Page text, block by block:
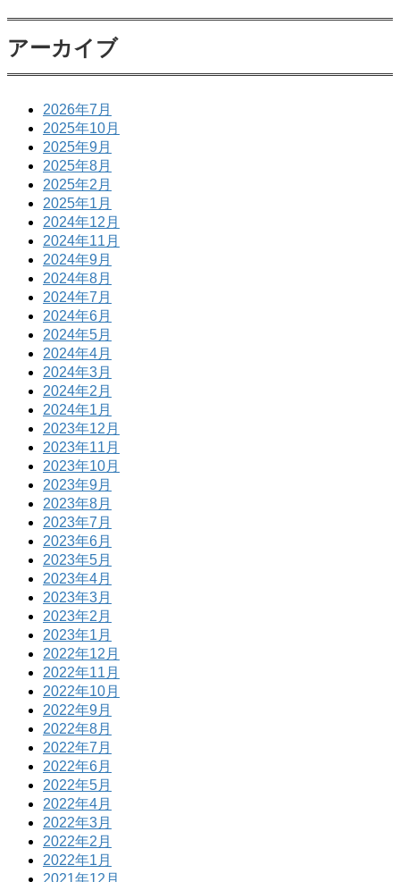
アーカイブ
2026年7月
2025年10月
2025年9月
2025年8月
2025年2月
2025年1月
2024年12月
2024年11月
2024年9月
2024年8月
2024年7月
2024年6月
2024年5月
2024年4月
2024年3月
2024年2月
2024年1月
2023年12月
2023年11月
2023年10月
2023年9月
2023年8月
2023年7月
2023年6月
2023年5月
2023年4月
2023年3月
2023年2月
2023年1月
2022年12月
2022年11月
2022年10月
2022年9月
2022年8月
2022年7月
2022年6月
2022年5月
2022年4月
2022年3月
2022年2月
2022年1月